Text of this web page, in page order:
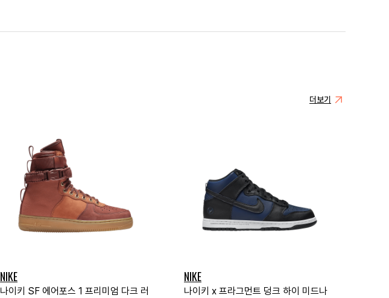
더보기
NIKE
나이키 SF 에어포스 1 프리미엄 다크 러
NIKE
나이키 x 프라그먼트 덩크 하이 미드나